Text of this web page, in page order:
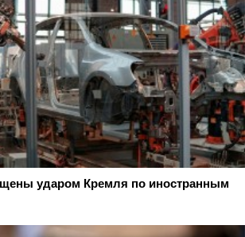
ударом Кремля по иностранным